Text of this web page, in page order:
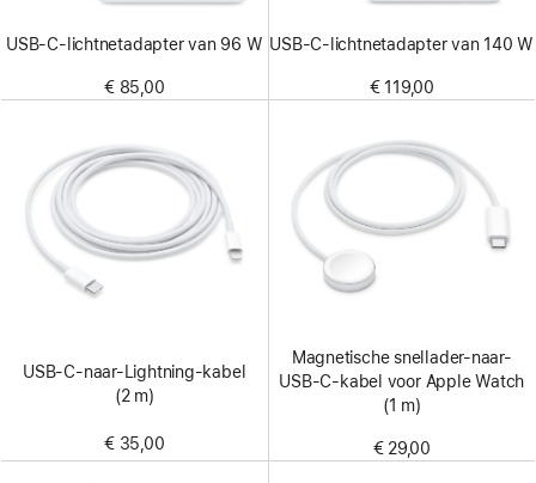
USB‑C-lichtnetadapter van 96 W
€ 85,00
USB‑C-lichtnetadapter van 140 W
€ 119,00
USB‑C-naar-Lightning-kabel
(2 m)
€ 35,00
Magnetische snellader-naar-
USB‑C-kabel voor Apple Watch
(1 m)
€ 29,00